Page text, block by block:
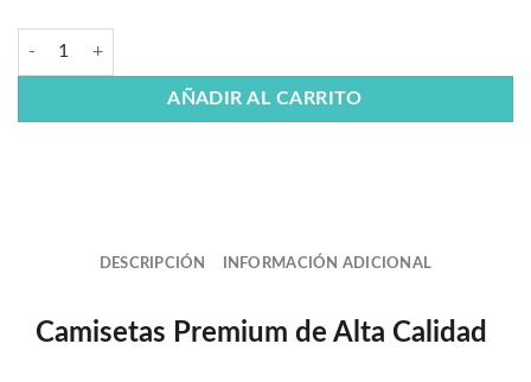
AÑADIR AL CARRITO
DESCRIPCIÓN INFORMACIÓN ADICIONAL
Camisetas Premium de Alta Calidad